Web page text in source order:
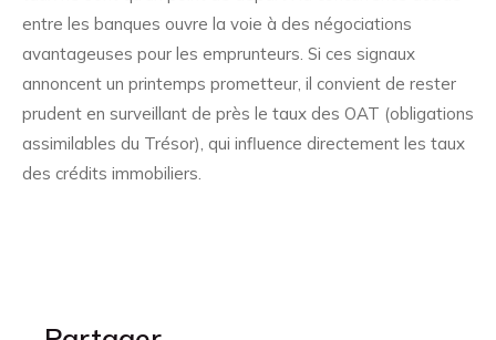
entre les banques ouvre la voie à des négociations
avantageuses pour les emprunteurs. Si ces signaux
annoncent un printemps prometteur, il convient de rester
prudent en surveillant de près le taux des OAT (obligations
assimilables du Trésor), qui influence directement les taux
des crédits immobiliers.